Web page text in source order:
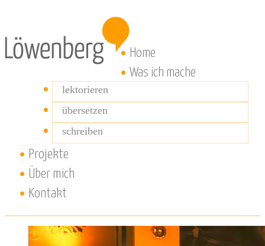
Home
Was ich mache
lektorieren
übersetzen
schreiben
Projekte
Über mich
Kontakt